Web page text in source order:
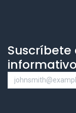
informativo